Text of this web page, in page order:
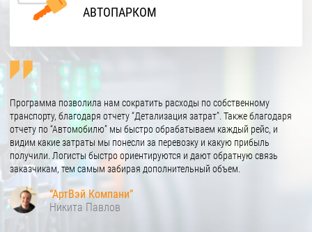
АВТОПАРКОМ
Программа позволила нам сократить расходы по собственному
транспорту, благодаря отчету “Детализация затрат”. Также благодаря
отчету по “Автомобилю” мы быстро обрабатываем каждый рейс, и
видим какие затраты мы понесли за перевозку и какую прибыль
получили. Логисты быстро ориентируются и дают обратную связь
заказчикам, тем самым забирая дополнительный объем.
“АртВэй Компани”
Никита Павлов